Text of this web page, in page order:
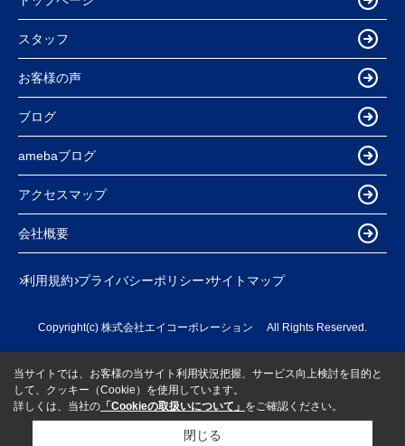
スタッフ
お客様の声
ブログ
amebaブログ
アクセスマップ
会社概要
利用規約 プライバシーポリシー サイトマップ
Copyright(c) 株式会社エイコーポレーション All Rights Reserved.
当サイトでは、お客様の当サイト利用状況把握、サービス向上検討を目的と
して、クッキー（Cookie）を使用しています。
詳しくは、当社の 「Cookieの取扱いについて」 をご確認ください。
閉じる